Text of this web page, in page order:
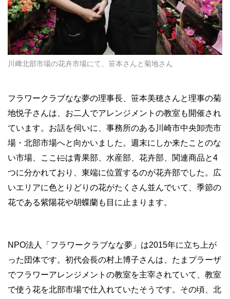
川﨑北部市場の花卉市場にて、笹本さんと菊地さん
フラワークラブなな夢の理事長、笹本美穂さんと理事の菊
地悦子さんは、お二人でアレンジメントの教室も開催され
ています。お話を伺いに、事務所のある川崎市中央卸売市
場・北部市場へと向かいました。週末にしか来たことのな
い市場、ここ には青果部、水産部、花卉部、関連商品と4
つに分かれており、東端に位置するのが花卉部でした。広
いエリアに色とりどりの花がたくさん並んでいて、季節の
花である紫陽花や胡蝶蘭も目に止まります。
NPO法人「フラワークラブなな夢」は2015年に立ち上が
った団体です。初代会長の村上博子さんは、たまプラーザ
でフラワーアレンジメントの教室を主宰されていて、教室
で使う花を北部市場で仕入れていたそうです。その頃、北